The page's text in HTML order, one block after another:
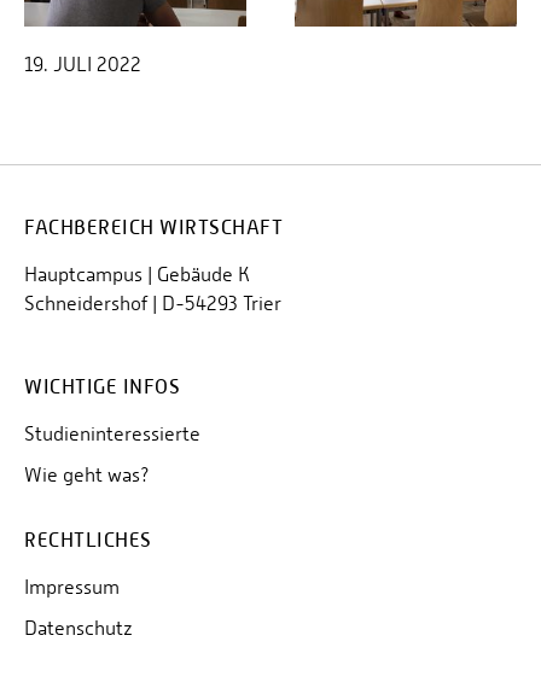
19. JULI 2022
FACHBEREICH WIRTSCHAFT
Hauptcampus | Gebäude K
Schneidershof | D-54293 Trier
WICHTIGE INFOS
Studieninteressierte
Wie geht was?
RECHTLICHES
Impressum
Datenschutz